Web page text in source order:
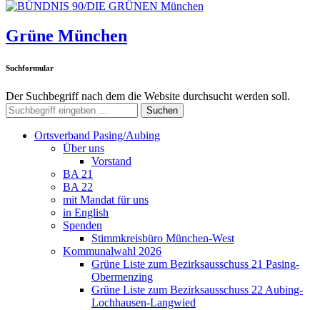
Grüne München
Suchformular
Der Suchbegriff nach dem die Website durchsucht werden soll.
Suchen
Ortsverband Pasing/Aubing
Über uns
Vorstand
BA 21
BA 22
mit Mandat für uns
in English
Spenden
Stimmkreisbüro München-West
Kommunalwahl 2026
Grüne Liste zum Bezirksausschuss 21 Pasing-
Obermenzing
Grüne Liste zum Bezirksausschuss 22 Aubing-
Lochhausen-Langwied